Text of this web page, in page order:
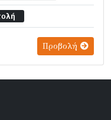
Προβολή